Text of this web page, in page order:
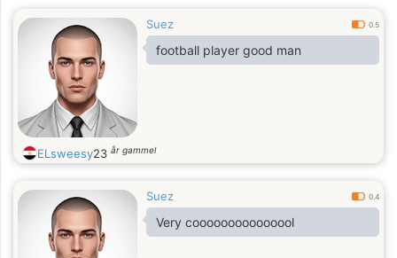
Suez 0.5
football player good man
ELsweesy23 år gammel
Suez 0.4
Very cooooooooooooool